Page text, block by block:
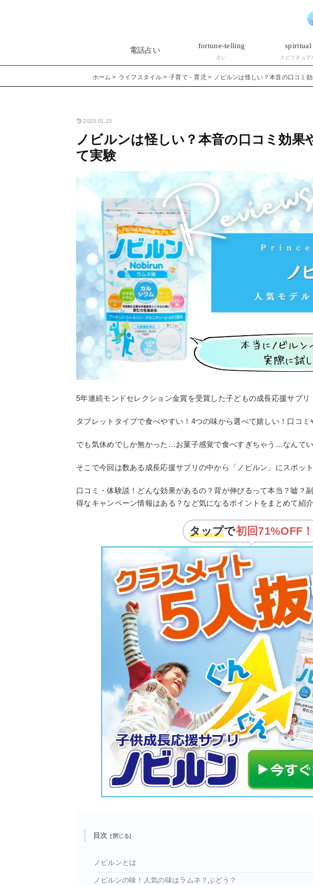
電話占い
fortune-telling
占い
spiritual
スピリチュア
ホーム ライフスタイル 子育て・育児 ノビルンは怪しい？本音の口コミ
2023.01.23
ノビルンは怪しい？本音の口コミ効果
て実験
5年連続モンドセレクション金賞を受賞した子どもの成長応援サプリ
タブレットタイプで食べやすい！4つの味から選べて嬉しい！口コミ
でも気休めでしか無かった…お菓子感覚で食べすぎちゃう…なんてい
そこで今回は数ある成長応援サプリの中から「ノビルン」にスポッ
口コミ・体験談！どんな効果があるの？背が伸びるって本当？嘘？
得なキャンペーン情報はある？など気になるポイントをまとめて紹介
タップで初回 71%OFF！
目次
ノビルンとは
ノビルンの味！人気の味はラムネ？ぶどう？